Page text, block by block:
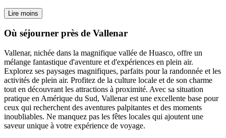
Lire moins
Où séjourner près de Vallenar
Vallenar, nichée dans la magnifique vallée de Huasco, offre un
mélange fantastique d'aventure et d'expériences en plein air.
Explorez ses paysages magnifiques, parfaits pour la randonnée et les
activités de plein air. Profitez de la culture locale et de son charme
tout en découvrant les attractions à proximité. Avec sa situation
pratique en Amérique du Sud, Vallenar est une excellente base pour
ceux qui recherchent des aventures palpitantes et des moments
inoubliables. Ne manquez pas les fêtes locales qui ajoutent une
saveur unique à votre expérience de voyage.